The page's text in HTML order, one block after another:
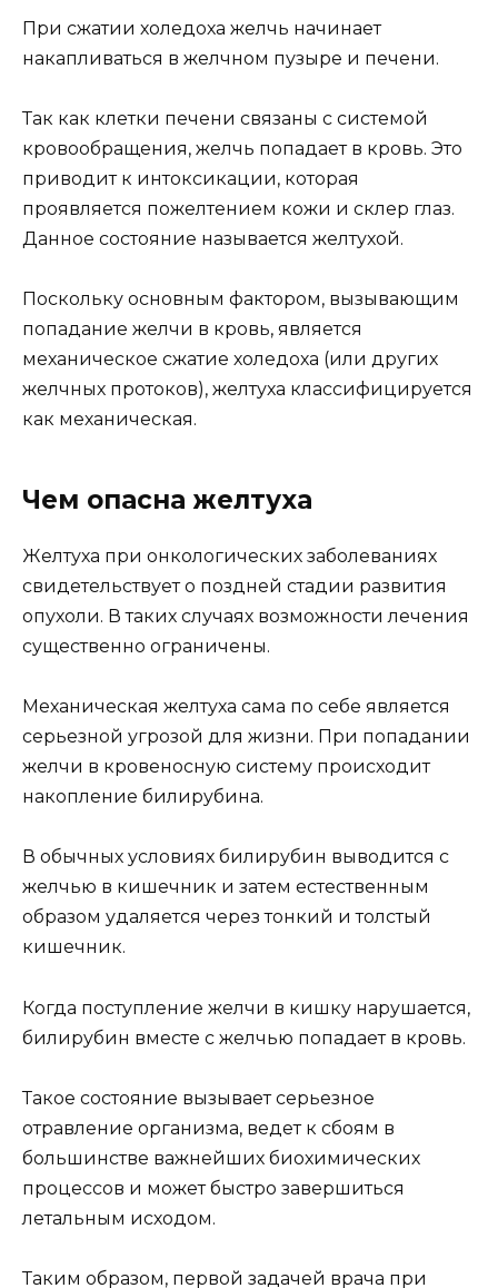
При сжатии холедоха желчь начинает
накапливаться в желчном пузыре и печени.
Так как клетки печени связаны с системой
кровообращения, желчь попадает в кровь. Это
приводит к интоксикации, которая
проявляется пожелтением кожи и склер глаз.
Данное состояние называется желтухой.
Поскольку основным фактором, вызывающим
попадание желчи в кровь, является
механическое сжатие холедоха (или других
желчных протоков), желтуха классифицируется
как механическая.
Чем опасна желтуха
Желтуха при онкологических заболеваниях
свидетельствует о поздней стадии развития
опухоли. В таких случаях возможности лечения
существенно ограничены.
Механическая желтуха сама по себе является
серьезной угрозой для жизни. При попадании
желчи в кровеносную систему происходит
накопление билирубина.
В обычных условиях билирубин выводится с
желчью в кишечник и затем естественным
образом удаляется через тонкий и толстый
кишечник.
Когда поступление желчи в кишку нарушается,
билирубин вместе с желчью попадает в кровь.
Такое состояние вызывает серьезное
отравление организма, ведет к сбоям в
большинстве важнейших биохимических
процессов и может быстро завершиться
летальным исходом.
Таким образом, первой задачей врача при